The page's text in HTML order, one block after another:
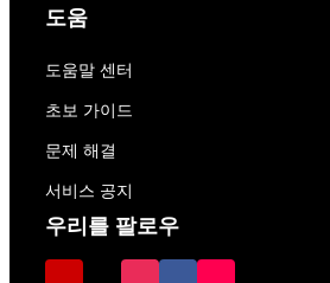
도움
도움말 센터
초보 가이드
문제 해결
서비스 공지
우리를 팔로우